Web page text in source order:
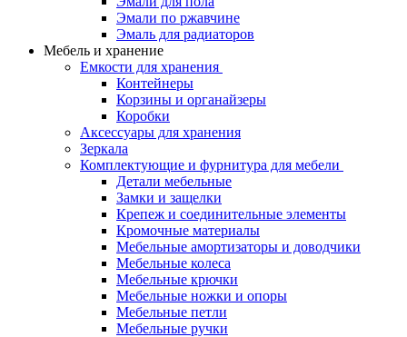
Эмали по ржавчине
Эмаль для радиаторов
Мебель и хранение
Емкости для хранения
Контейнеры
Корзины и органайзеры
Коробки
Аксессуары для хранения
Зеркала
Комплектующие и фурнитура для мебели
Детали мебельные
Замки и защелки
Крепеж и соединительные элементы
Кромочные материалы
Мебельные амортизаторы и доводчики
Мебельные колеса
Мебельные крючки
Мебельные ножки и опоры
Мебельные петли
Мебельные ручки